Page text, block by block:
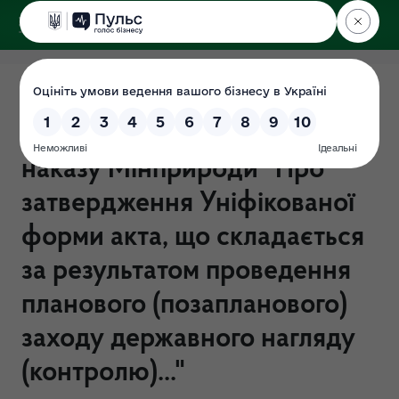
ДЕРЖЕКОІНСПЕКЦІЯ
Повідомлення про
оприлюднення Пороекту
наказу Мінприроди "Про
затвердження Уніфікованої
форми акта, що складається
за результатом проведення
планового (позапланового)
заходу державного нагляду
(контролю)..."